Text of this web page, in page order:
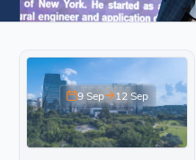
9 Sep 12 Sep